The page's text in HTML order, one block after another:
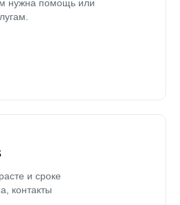
нужна помощь или
и сроке
контакты